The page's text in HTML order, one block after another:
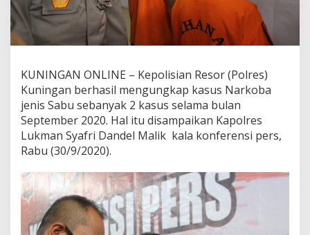
KUNINGAN ONLINE – Kepolisian Resor (Polres)
Kuningan berhasil mengungkap kasus Narkoba
jenis Sabu sebanyak 2 kasus selama bulan
September 2020. Hal itu disampaikan Kapolres
Lukman Syafri Dandel Malik kala konferensi pers,
Rabu (30/9/2020).